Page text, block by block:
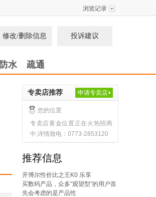
浏览记录
修改/删除信息 投诉建议
防水 疏通
专卖店推荐 申请专卖店
您的位置
专卖店黄金位置正在火热招商
中,详情致电：0773-2853120
推荐信息
开博尔性价比之王K0 乐享
买数码产品，众多“观望型”的用户首
先会考虑的是产品性